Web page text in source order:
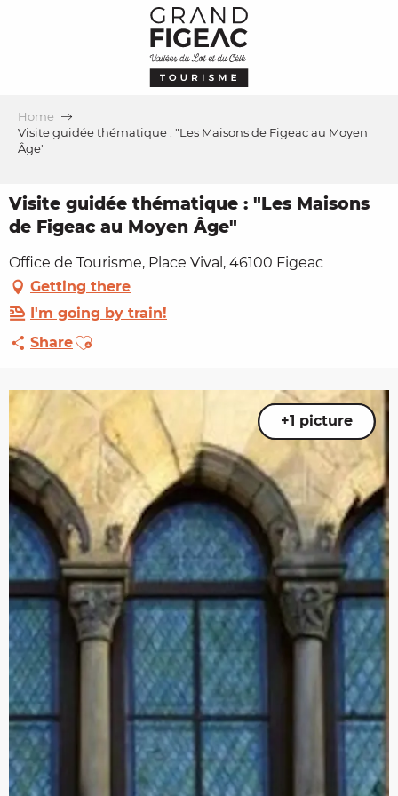
Home
Visite guidée thématique : "Les Maisons de Figeac au Moyen
Âge"
Visite guidée thématique : "Les Maisons
de Figeac au Moyen Âge"
Office de Tourisme, Place Vival, 46100 Figeac
Getting there
I'm going by train!
ShareAjouter aux favoris
+1 picture